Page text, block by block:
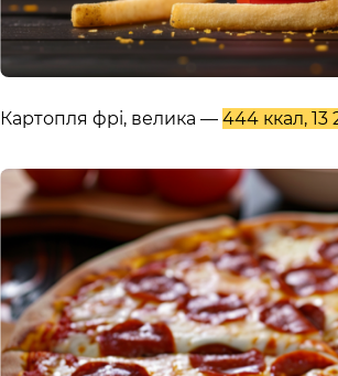
Картопля фрі, велика —444 ккал, 13